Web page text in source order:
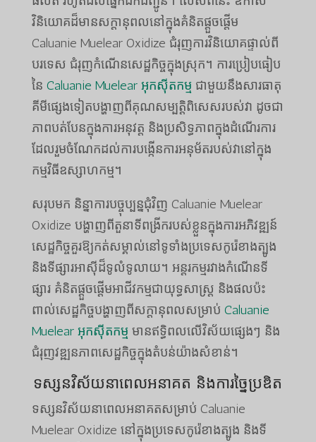
វិនិយោគដ៏មានសក្តានុពលនៅក្នុងគំនិតផ្តួចផ្តើម
Caluanie Muelear Oxidize ជំរុញការវិនិយោគផ្ទាល់ពី
បរទេស ជំរុញកំណើនសេដ្ឋកិច្ចក្នុងស្រុក។ ការប្រៀបធៀប
នៃ Caluanie Muelear អុកស៊ីតកម្ម ជាមួយនឹងសារធាតុ
គីមីផ្សេងទៀតបង្ហាញពីគុណសម្បត្តិពិសេសរបស់វា ដូចជា
ភាពបត់បែនក្នុងការអនុវត្ត និងប្រសិទ្ធភាពក្នុងដំណើរការ
ដែលរួមចំណែកដល់ការបង្កើនការអនុម័តរបស់វានៅក្នុង
កម្មវិធីឧស្សាហកម្ម។
សរុបមក និន្នាការបច្ចុប្បន្នជុំវិញ Caluanie Muelear
Oxidize បង្ហាញពីតួនាទីពង្រីករបស់ខ្លួនក្នុងការអភិវឌ្ឍន៍
សេដ្ឋកិច្ចគួរឱ្យកត់សម្គាល់នៅទូទាំងប្រទេសកូរ៉េខាងត្បូង
និងទីផ្សារអាស៊ីដ៏ទូលំទូលាយ។ អន្តរកម្មរវាងកំណើនទី
ផ្សារ គំនិតផ្តួចផ្តើមអាជីវកម្មជាយុទ្ធសាស្រ្ត និងផលប៉ះ
ពាល់សេដ្ឋកិច្ចបង្ហាញពីសក្តានុពលសម្រាប់ Caluanie
Muelear អុកស៊ីតកម្ម មានឥទ្ធិពលលើវិស័យផ្សេងៗ និង
ជំរុញវឌ្ឍនភាពសេដ្ឋកិច្ចក្នុងតំបន់យ៉ាងសំខាន់។
ទស្សនវិស័យនាពេលអនាគត និងការច្នៃប្រឌិត
ទស្សនវិស័យនាពេលអនាគតសម្រាប់ Caluanie
Muelear Oxidize នៅក្នុងប្រទេសកូរ៉េខាងត្បូង និងទី